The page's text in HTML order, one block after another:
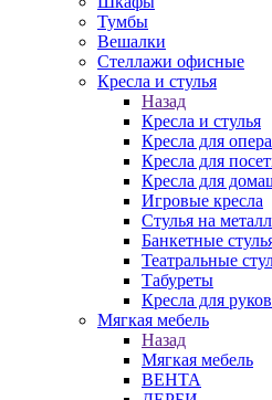
Тумбы
Вешалки
Стеллажи офисные
Кресла и стулья
Назад
Кресла и стулья
Кресла для
Кресла для
Кресла для
Игровые кресла
Стулья на
Банкетные
Театральные
Табуреты
Кресла для
Мягкая мебель
Назад
Мягкая мебель
ВЕНТА